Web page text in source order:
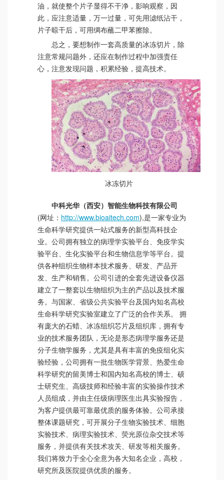
油，就使整个片子显得不干净，影响观察，因
此，应注意适量，万一过量，可先用滤纸沾干，
片子晾干后，可用绸布蘸二甲苯擦除。
总之，要想制作一套高质量的冰冻切片，除
注意常规问题外，还应在制作过程中加强责任
心，注意发现问题，积累经验，提高技术。
冰冻切片
中科光华（西安）智能生物科技有限公司
(网址： http://www.bioaitech.com),是一家专业为
生命科学研究提供一站式服务的新型高科技企
业。公司拥有独立的病理学实验平台、免疫学实
验平台、生化实验平台和生物信息学等平台。提
供各种组织生物样本技术服务、研发、产品开
发、生产和销售。公司引进的全套先进设备仪器
建立了一整套以生物组织为主的产品以及技术服
务。与国家、省级公共实验平台及国内知名高校
生命科学研究实验室建立了广泛的合作关系。 拥
有庞大的石蜡、冰冻组织芯片及组织库，拥有专
业的技术服务团队，无论是形态病理学服务还是
分子生物学服务，尤其是具有丰富的免疫组化实
验经验，公司拥有一批生物医学背景、热爱生命
科学研究的留美博士和国内知名高校的博士、硕
士研究生、高级技师和经验丰富的实验操作技术
人员组成，并由主任级病理医生出具实验报告，
为客户提供最可靠最优质的服务体验。公司承接
整体课题研究，可开展分子生物实验技术、细胞
实验技术、病理实验技术、荧光原位杂交技术等
服务，并提供有关技术攻关、研发等相关服务。
我们将致力于全心全意为各大知名企业，高校，
研究所及医院提供优质的服务。